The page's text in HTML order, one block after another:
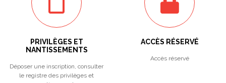
PRIVILÈGES ET
NANTISSEMENTS
Déposer une inscription, consulter
le registre des privilèges et
ACCÈS RÉSERVÉ
Accès réservé